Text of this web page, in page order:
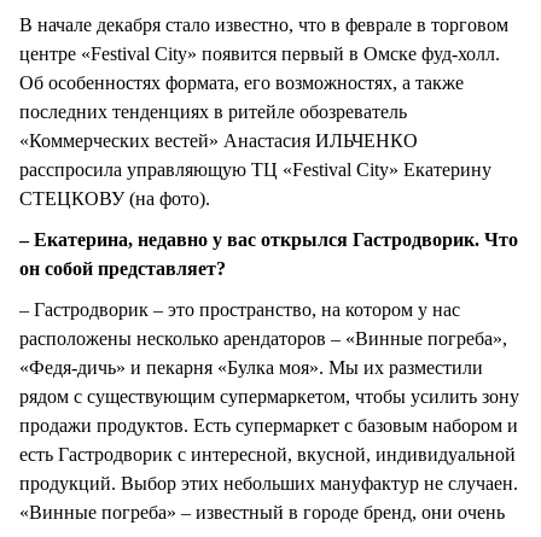
В начале декабря стало известно, что в феврале в торговом
центре «Festival City» появится первый в Омске фуд-холл.
Об особенностях формата, его возможностях, а также
последних тенденциях в ритейле обозреватель
«Коммерческих вестей» Анастасия ИЛЬЧЕНКО
расспросила управляющую ТЦ «Festival City» Екатерину
СТЕЦКОВУ (на фото).
– Екатерина, недавно у вас открылся Гастродворик. Что
он собой представляет?
– Гастродворик – это пространство, на котором у нас
расположены несколько арендаторов – «Винные погреба»,
«Федя-дичь» и пекарня «Булка моя». Мы их разместили
рядом с существующим супермаркетом, чтобы усилить зону
продажи продуктов. Есть супермаркет с базовым набором и
есть Гастродворик с интересной, вкусной, индивидуальной
продукций. Выбор этих небольших мануфактур не случаен.
«Винные погреба» – известный в городе бренд, они очень